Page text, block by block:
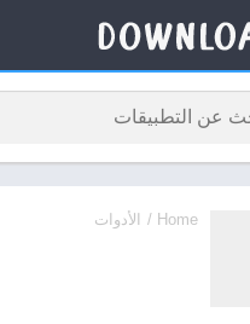
Home
/ الأدوات